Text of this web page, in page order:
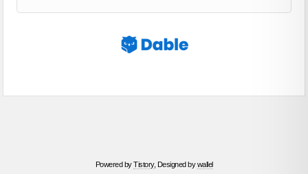
Powered byTistory, Designed bywallel